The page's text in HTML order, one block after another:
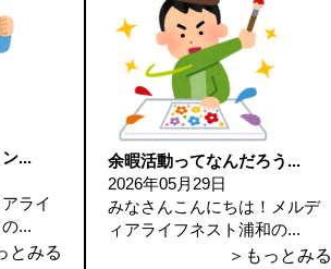
...
ライ
...
とみる
余暇活動ってなんだろう...
2026年05月29日
みなさんこんにちは！メルデ
ィアライフネスト浦和の...
＞もっとみる